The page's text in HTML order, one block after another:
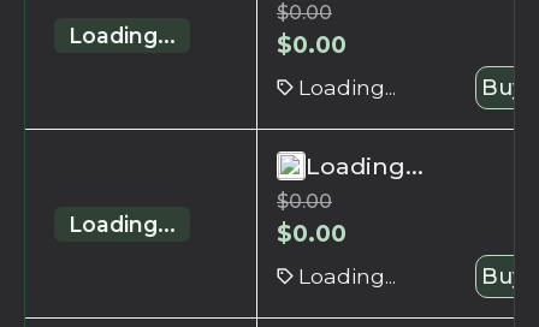
Loading...
$0.00
$0.00
Loading... Buy
Loading...
Loading...
$0.00
$0.00
Loading... Buy